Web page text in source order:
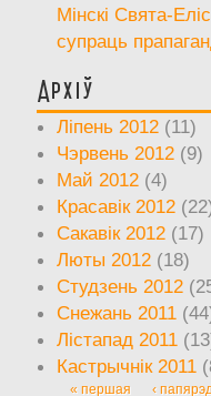
Мінскі Свята-
супраць
Архіў
Ліпень 2012 (11)
Чэрвень 2012 (9)
Май 2012 (4)
Красавік 2012
Сакавік 2012 (17)
Люты 2012 (18)
Студзень 2012
Снежань 2011
Лістапад 2011
Кастрычнік 2011
« першая ‹